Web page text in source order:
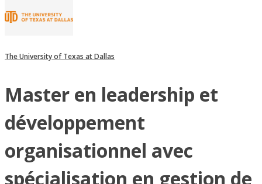
The University of Texas at Dallas
Master en leadership et
développement
organisationnel avec
spécialisation en gestion de